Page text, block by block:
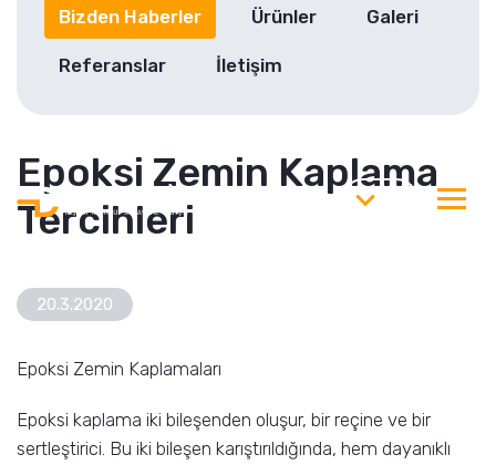
Bizden Haberler Ürünler Galeri
Referanslar İletişim
Epoksi Zemin Kaplama
Tercihleri
20.3.2020
Epoksi Zemin Kaplamaları
Epoksi kaplama iki bileşenden oluşur, bir reçine ve bir
sertleştirici. Bu iki bileşen karıştırıldığında, hem dayanıklı